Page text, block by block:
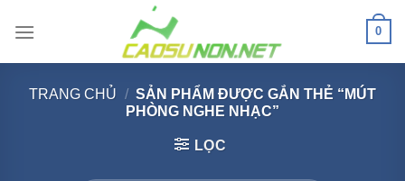
qua
0
TRANG CHỦ / SẢN PHẨM ĐƯỢC GẮN THẺ “MÚT
PHÒNG NGHE NHẠC”
LỌC